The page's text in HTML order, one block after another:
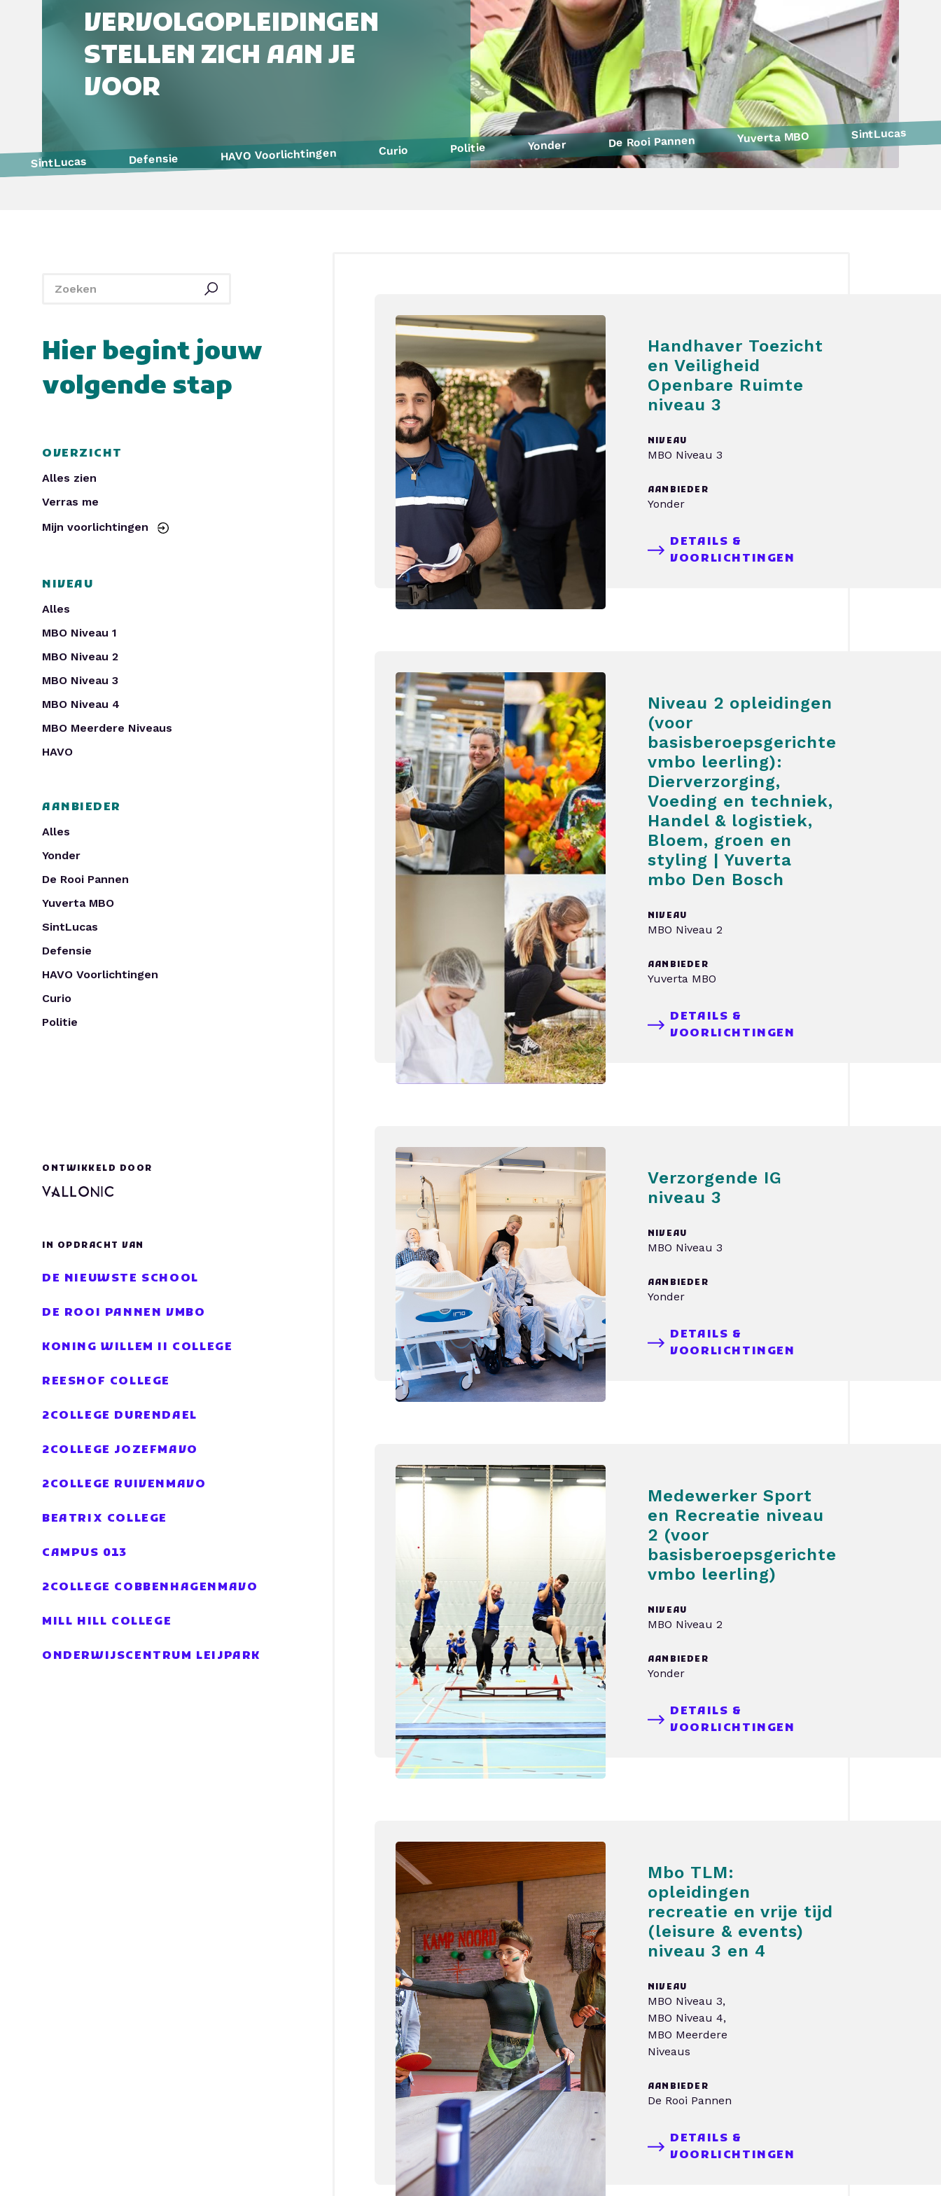
VERVOLGOPLEIDINGEN
STELLEN ZICH AAN JE
VOOR
SintLucas Defensie HAVO Voorlichtingen Curio Politie Yonder De Rooi Pannen Yuverta MBO SintLucas
De Rooi Pannen Yuverta MBO SintLucas Defensie HAVO Voorlichtingen Curio Politie
Hier begint jouw
volgende stap
OVERZICHT
Alles zien
Verras me
Mijn voorlichtingen
NIVEAU
Alles
MBO Niveau 1
MBO Niveau 2
MBO Niveau 3
MBO Niveau 4
MBO Meerdere Niveaus
HAVO
AANBIEDER
Alles
Yonder
De Rooi Pannen
Yuverta MBO
SintLucas
Defensie
HAVO Voorlichtingen
Curio
Politie
ONTWIKKELD DOOR
IN OPDRACHT VAN
DE NIEUWSTE SCHOOL
DE ROOI PANNEN VMBO
KONING WILLEM II COLLEGE
REESHOF COLLEGE
2COLLEGE DURENDAEL
2COLLEGE JOZEFMAVO
2COLLEGE RUIVENMAVO
BEATRIX COLLEGE
CAMPUS 013
2COLLEGE COBBENHAGENMAVO
MILL HILL COLLEGE
ONDERWIJSCENTRUM LEIJPARK
Handhaver Toezicht
en Veiligheid
Openbare Ruimte
niveau 3
NIVEAU
MBO Niveau 3
AANBIEDER
Yonder
DETAILS &
VOORLICHTINGEN
Niveau 2 opleidingen
(voor
basisberoepsgerichte
vmbo leerling):
Dierverzorging,
Voeding en techniek,
Handel & logistiek,
Bloem, groen en
styling | Yuverta
mbo Den Bosch
NIVEAU
MBO Niveau 2
AANBIEDER
Yuverta MBO
DETAILS &
VOORLICHTINGEN
Verzorgende IG
niveau 3
NIVEAU
MBO Niveau 3
AANBIEDER
Yonder
DETAILS &
VOORLICHTINGEN
Medewerker Sport
en Recreatie niveau
2 (voor
basisberoepsgerichte
vmbo leerling)
NIVEAU
MBO Niveau 2
AANBIEDER
Yonder
DETAILS &
VOORLICHTINGEN
Mbo TLM:
opleidingen
recreatie en vrije tijd
(leisure & events)
niveau 3 en 4
NIVEAU
MBO Niveau 3,
MBO Niveau 4,
MBO Meerdere
Niveaus
AANBIEDER
De Rooi Pannen
DETAILS &
VOORLICHTINGEN